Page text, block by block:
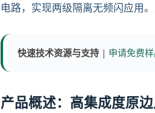
电路，实现两级隔离无频闪应用
快速技术资源与支持 | 申请免费
产品概述：高集成度原